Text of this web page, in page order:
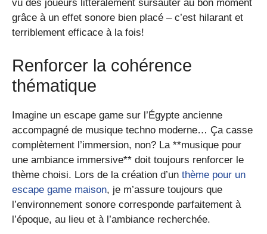
vu des joueurs littéralement sursauter au bon moment
grâce à un effet sonore bien placé – c’est hilarant et
terriblement efficace à la fois!
Renforcer la cohérence
thématique
Imagine un escape game sur l’Égypte ancienne
accompagné de musique techno moderne… Ça casse
complètement l’immersion, non? La **musique pour
une ambiance immersive** doit toujours renforcer le
thème choisi. Lors de la création d’un thème pour un
escape game maison, je m’assure toujours que
l’environnement sonore corresponde parfaitement à
l’époque, au lieu et à l’ambiance recherchée.